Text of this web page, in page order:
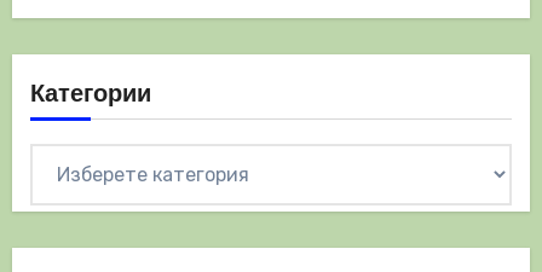
Категории